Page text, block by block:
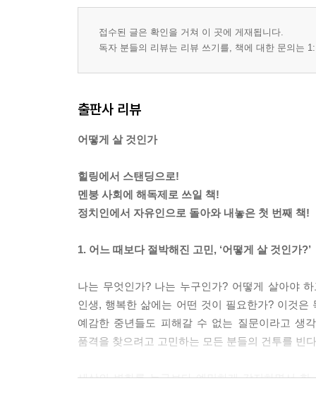
접수된 글은 확인을 거쳐 이 곳에 게재됩니다.
독자 분들의 리뷰는 리뷰 쓰기를, 책에 대한 문의는
출판사 리뷰
어떻게 살 것인가
힐링에서 스탠딩으로!
멘붕 사회에 해독제로 쓰일 책!
정치인에서 자유인으로 돌아와 내놓은 첫 번째 책!
1. 어느 때보다 절박해진 고민, ‘어떻게 살 것인가?’
나는 무엇인가? 나는 누구인가? 어떻게 살아야
인생, 행복한 삶에는 어떤 것이 필요한가? 이것
예감한 중년들도 피해갈 수 없는 질문이라고 생
품격을 찾으려고 고민하는 모든 분들의 건투를 빈
세상의 변화를 누구보다 예민하게 감지하면서